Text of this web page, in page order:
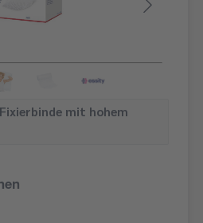
mit hohem